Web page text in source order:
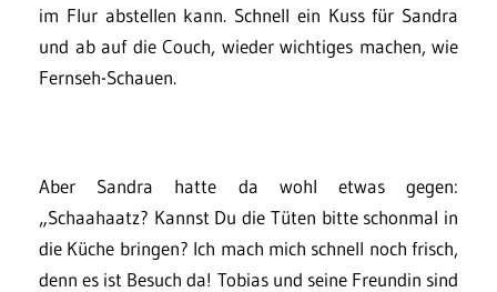
im Flur abstellen kann. Schnell ein Kuss für Sandra
und ab auf die Couch, wieder wichtiges machen, wie
Fernseh-Schauen.
Aber Sandra hatte da wohl etwas gegen:
„Schaahaatz? Kannst Du die Tüten bitte schonmal in
die Küche bringen? Ich mach mich schnell noch frisch,
denn es ist Besuch da! Tobias und seine Freundin sind